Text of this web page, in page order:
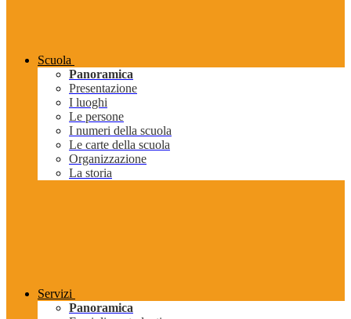
Scuola
Panoramica
Presentazione
I luoghi
Le persone
I numeri della scuola
Le carte della scuola
Organizzazione
La storia
Servizi
Panoramica